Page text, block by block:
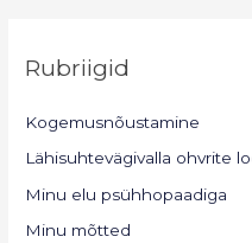
Rubriigid
Kogemusnõustamine
Lähisuhtevägivalla ohvrite
Minu elu psühhopaadiga
Minu mõtted